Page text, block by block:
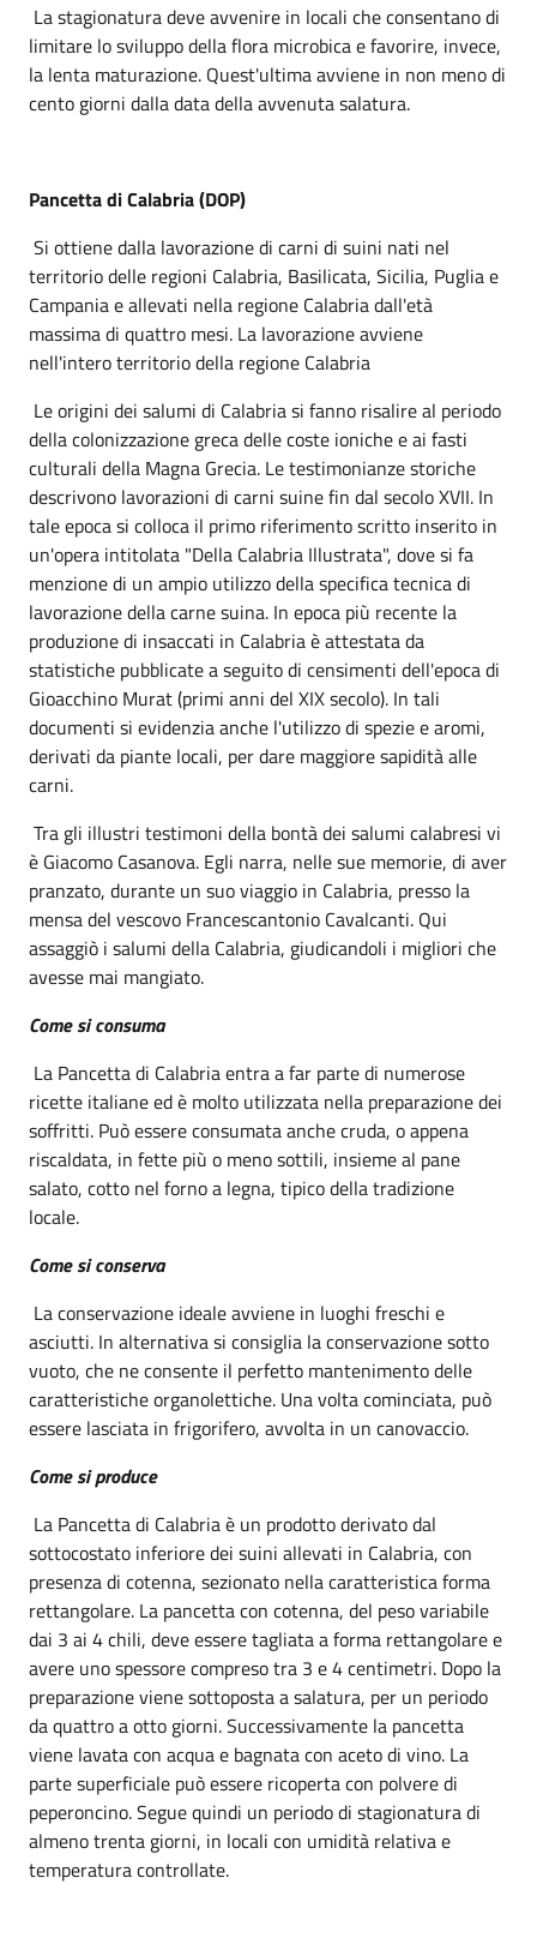
La stagionatura deve avvenire in locali che consentano di
limitare lo sviluppo della flora microbica e favorire, invece,
la lenta maturazione. Quest'ultima avviene in non meno di
cento giorni dalla data della avvenuta salatura.
Pancetta di Calabria (DOP)
Si ottiene dalla lavorazione di carni di suini nati nel
territorio delle regioni Calabria, Basilicata, Sicilia, Puglia e
Campania e allevati nella regione Calabria dall'età
massima di quattro mesi. La lavorazione avviene
nell'intero territorio della regione Calabria
Le origini dei salumi di Calabria si fanno risalire al periodo
della colonizzazione greca delle coste ioniche e ai fasti
culturali della Magna Grecia. Le testimonianze storiche
descrivono lavorazioni di carni suine fin dal secolo XVII. In
tale epoca si colloca il primo riferimento scritto inserito in
un'opera intitolata "Della Calabria Illustrata", dove si fa
menzione di un ampio utilizzo della specifica tecnica di
lavorazione della carne suina. In epoca più recente la
produzione di insaccati in Calabria è attestata da
statistiche pubblicate a seguito di censimenti dell'epoca di
Gioacchino Murat (primi anni del XIX secolo). In tali
documenti si evidenzia anche l'utilizzo di spezie e aromi,
derivati da piante locali, per dare maggiore sapidità alle
carni.
Tra gli illustri testimoni della bontà dei salumi calabresi vi
è Giacomo Casanova. Egli narra, nelle sue memorie, di aver
pranzato, durante un suo viaggio in Calabria, presso la
mensa del vescovo Francescantonio Cavalcanti. Qui
assaggiò i salumi della Calabria, giudicandoli i migliori che
avesse mai mangiato.
Come si consuma
La Pancetta di Calabria entra a far parte di numerose
ricette italiane ed è molto utilizzata nella preparazione dei
soffritti. Può essere consumata anche cruda, o appena
riscaldata, in fette più o meno sottili, insieme al pane
salato, cotto nel forno a legna, tipico della tradizione
locale.
Come si conserva
La conservazione ideale avviene in luoghi freschi e
asciutti. In alternativa si consiglia la conservazione sotto
vuoto, che ne consente il perfetto mantenimento delle
caratteristiche organolettiche. Una volta cominciata, può
essere lasciata in frigorifero, avvolta in un canovaccio.
Come si produce
La Pancetta di Calabria è un prodotto derivato dal
sottocostato inferiore dei suini allevati in Calabria, con
presenza di cotenna, sezionato nella caratteristica forma
rettangolare. La pancetta con cotenna, del peso variabile
dai 3 ai 4 chili, deve essere tagliata a forma rettangolare e
avere uno spessore compreso tra 3 e 4 centimetri. Dopo la
preparazione viene sottoposta a salatura, per un periodo
da quattro a otto giorni. Successivamente la pancetta
viene lavata con acqua e bagnata con aceto di vino. La
parte superficiale può essere ricoperta con polvere di
peperoncino. Segue quindi un periodo di stagionatura di
almeno trenta giorni, in locali con umidità relativa e
temperatura controllate.